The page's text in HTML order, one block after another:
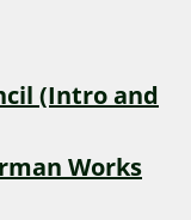
(Intro and
Works